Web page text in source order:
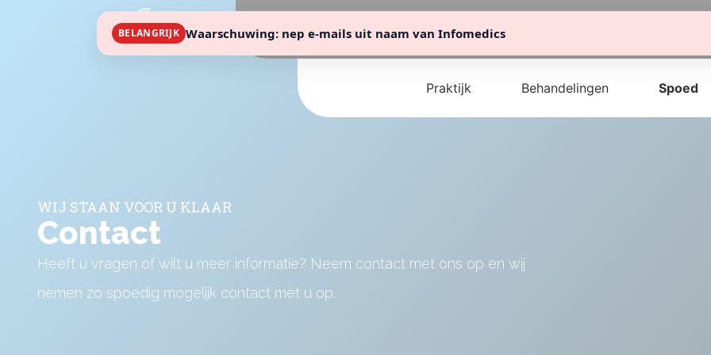
BELANGRIJK Waarschuwing: nep e-mails uit naam van Infomedics
info@mcdent.nl
Praktijk Behandelingen Spoed
WIJ STAAN VOOR U KLAAR
Contact
Heeft u vragen of wilt u meer informatie? Neem contact met ons op en wij
nemen zo spoedig mogelijk contact met u op.